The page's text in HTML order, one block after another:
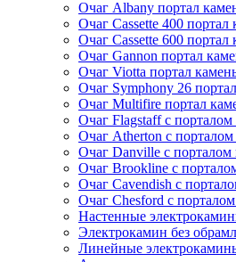
Очаг Albany портал
Очаг Cassette 400 портал
Очаг Cassette 600 портал
Очаг Gannon портал
Очаг Viotta портал
Очаг Symphony 26
Очаг Multifire портал
Очаг Flagstaff с
Очаг Atherton с
Очаг Danville с порталом
Очаг Brookline с
Очаг Cavendish с
Очаг Chesford с
Настенные
Электрокамин без
Линейные